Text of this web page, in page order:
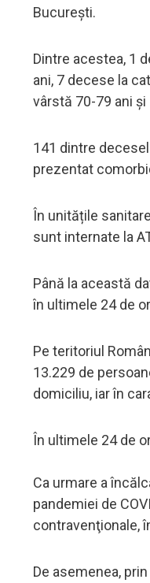
București.
Dintre acestea, 1
ani, 7 decese la
vârstă 70-79 ani
141 dintre
prezentat
În unitățile
sunt internate la
Până la această
în ultimele 24 de
Pe teritoriul
13.229 de
domiciliu, iar în
În ultimele 24 de
Ca urmare a
pandemiei de
contravenţionale,
De asemenea,